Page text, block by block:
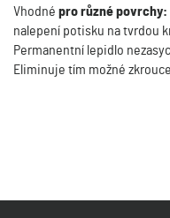
Vhodné pro různé
nalepení potisku na tvrdou
Permanentní lepidlo
Eliminuje tím možné